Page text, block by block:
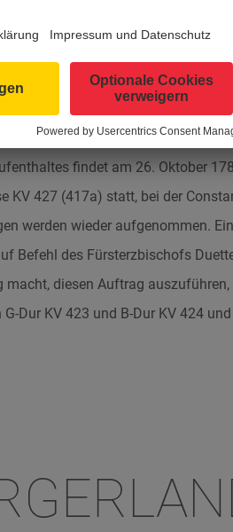
1783
in Wien reist Mozart mit seiner
findet am 26. Oktober
KV 427 (417a) statt, bei der
werden wieder aufgenommen.
Befehl des Fürsterzbischofs
diesen Auftrag
Dur KV 423 und B-Dur KV 424